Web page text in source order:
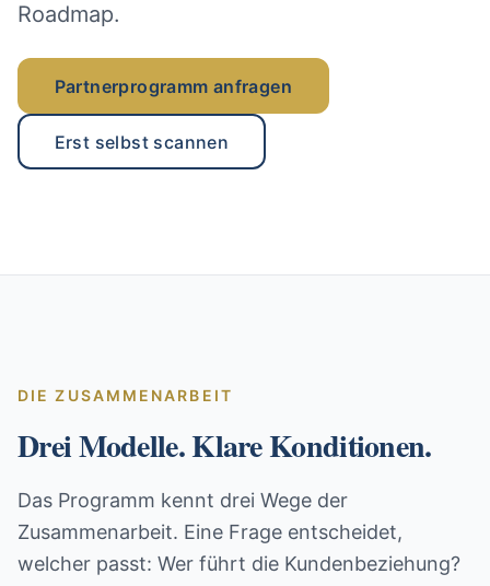
Roadmap.
Partnerprogramm anfragen
Erst selbst scannen
DIE ZUSAMMENARBEIT
Drei Modelle. Klare Konditionen.
Das Programm kennt drei Wege der
Zusammenarbeit. Eine Frage entscheidet,
welcher passt: Wer führt die Kundenbeziehung?